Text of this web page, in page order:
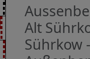
Alt
Sührkow -